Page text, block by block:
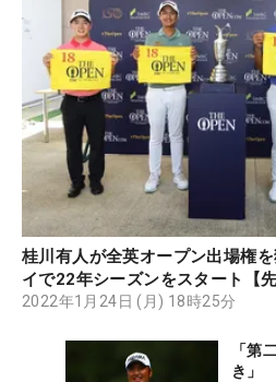
桂川有人が全英オープン出場権
イで22年シーズンをスタート【
り】
2022年1月24日 (月) 18時25分
「第
き」